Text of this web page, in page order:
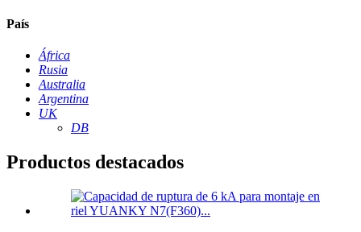
País
África
Rusia
Australia
Argentina
UK
DB
Productos destacados